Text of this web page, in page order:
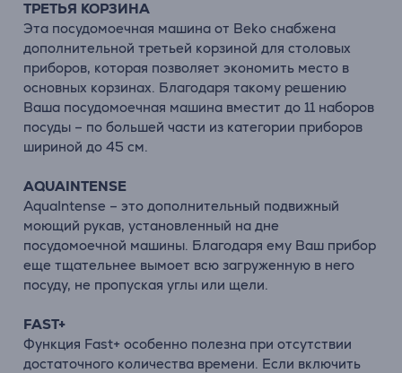
ТРЕТЬЯ КОРЗИНА
Эта посудомоечная машина от Beko снабжена
дополнительной третьей корзиной для столовых
приборов, которая позволяет экономить место в
основных корзинах. Благодаря такому решению
Ваша посудомоечная машина вместит до 11 наборов
посуды – по большей части из категории приборов
шириной до 45 см.
AQUAINTENSE
AquaIntense – это дополнительный подвижный
моющий рукав, установленный на дне
посудомоечной машины. Благодаря ему Ваш прибор
еще тщательнее вымоет всю загруженную в него
посуду, не пропуская углы или щели.
FAST+
Функция Fast+ особенно полезна при отсутствии
достаточного количества времени. Если включить